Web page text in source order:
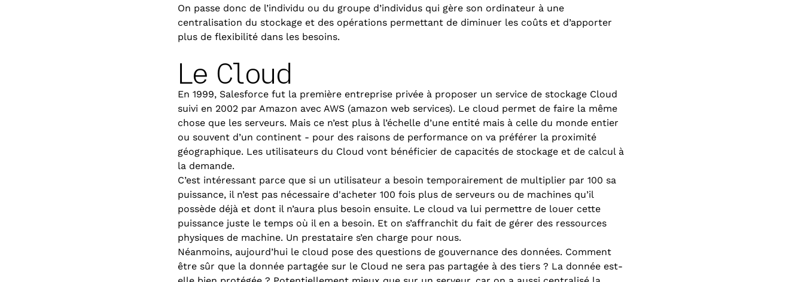
On passe donc de l’individu ou du groupe d’individus qui gère son ordinateur à une
centralisation du stockage et des opérations permettant de diminuer les coûts et d’apporter
plus de flexibilité dans les besoins.
Le Cloud
En 1999, Salesforce fut la première entreprise privée à proposer un service de stockage Cloud
suivi en 2002 par Amazon avec AWS (amazon web services). Le cloud permet de faire la même
chose que les serveurs. Mais ce n’est plus à l’échelle d’une entité mais à celle du monde entier
ou souvent d’un continent - pour des raisons de performance on va préférer la proximité
géographique. Les utilisateurs du Cloud vont bénéficier de capacités de stockage et de calcul à
la demande.
C’est intéressant parce que si un utilisateur a besoin temporairement de multiplier par 100 sa
puissance, il n’est pas nécessaire d'acheter 100 fois plus de serveurs ou de machines qu’il
possède déjà et dont il n’aura plus besoin ensuite. Le cloud va lui permettre de louer cette
puissance juste le temps où il en a besoin. Et on s’affranchit du fait de gérer des ressources
physiques de machine. Un prestataire s’en charge pour nous.
Néanmoins, aujourd’hui le cloud pose des questions de gouvernance des données. Comment
être sûr que la donnée partagée sur le Cloud ne sera pas partagée à des tiers ? La donnée est-